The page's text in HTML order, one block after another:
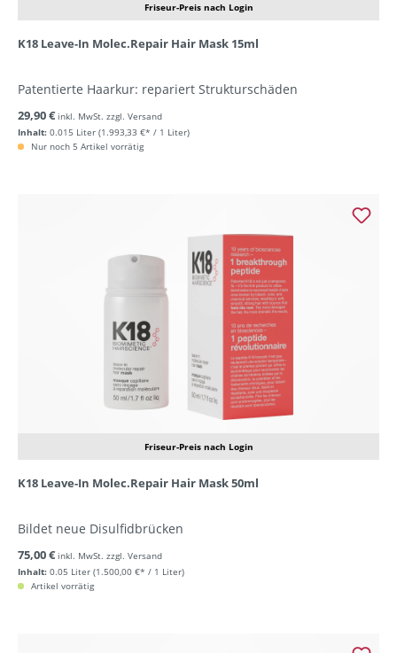
Friseur-Preis nach Login
K18 Leave-In Molec.Repair Hair Mask 15ml
Patentierte Haarkur: repariert Strukturschäden
Inhalt: 0.015 Liter (1.993,33 €* / 1 Liter)
29,90 € inkl. MwSt. zzgl. Versand
Nur noch 5 Artikel vorrätig
Friseur-Preis nach Login
K18 Leave-In Molec.Repair Hair Mask 50ml
Bildet neue Disulfidbrücken
Inhalt: 0.05 Liter (1.500,00 €* / 1 Liter)
75,00 € inkl. MwSt. zzgl. Versand
Artikel vorrätig